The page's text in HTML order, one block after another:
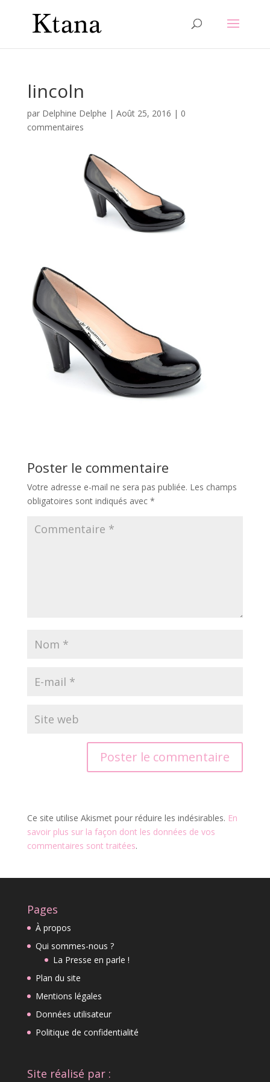
lincoln
par Delphine Delphe | Août 25, 2016 | 0
commentaires
Poster le commentaire
Votre adresse e-mail ne sera pas publiée. Les champs
obligatoires sont indiqués avec *
Ce site utilise Akismet pour réduire les indésirables. En
savoir plus sur la façon dont les données de vos
commentaires sont traitées.
Pages
À propos
Qui sommes-nous ?
La Presse en parle !
Plan du site
Mentions légales
Données utilisateur
Politique de confidentialité
Site réalisé par :